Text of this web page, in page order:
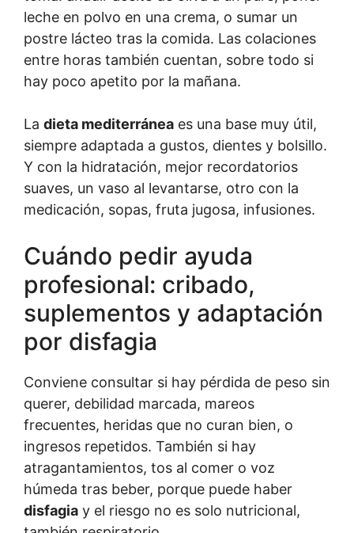
leche en polvo en una crema, o sumar un
postre lácteo tras la comida. Las colaciones
entre horas también cuentan, sobre todo si
hay poco apetito por la mañana.
La dieta mediterránea es una base muy útil,
siempre adaptada a gustos, dientes y bolsillo.
Y con la hidratación, mejor recordatorios
suaves, un vaso al levantarse, otro con la
medicación, sopas, fruta jugosa, infusiones.
Cuándo pedir ayuda
profesional: cribado,
suplementos y adaptación
por disfagia
Conviene consultar si hay pérdida de peso sin
querer, debilidad marcada, mareos
frecuentes, heridas que no curan bien, o
ingresos repetidos. También si hay
atragantamientos, tos al comer o voz
húmeda tras beber, porque puede haber
disfagia y el riesgo no es solo nutricional,